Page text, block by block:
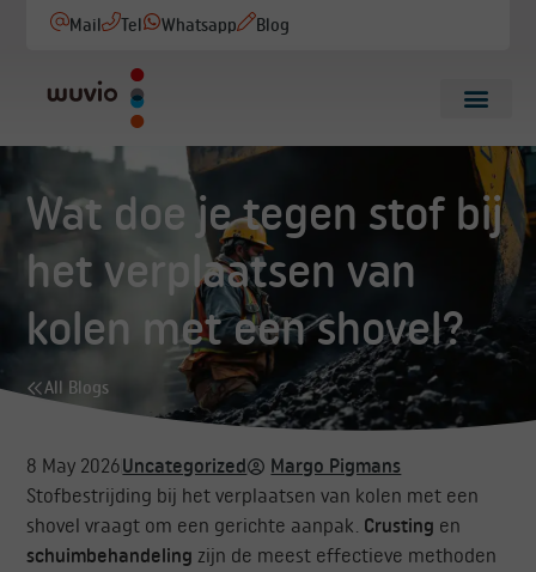
Mail Tel Whatsapp Blog
Wat doe je tegen stof bij
het verplaatsen van
kolen met een shovel?
All Blogs
8 May 2026Uncategorized
Margo Pigmans
Stofbestrijding bij het verplaatsen van kolen met een
shovel vraagt om een gerichte aanpak. Crusting en
schuimbehandeling zijn de meest effectieve methoden